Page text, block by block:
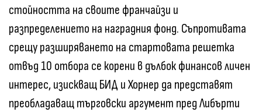
стойността на своите франчайзи и
разпределението на наградния фонд. Съпротивата
срещу разширяването на стартовата решетка
отвъд 10 отбора се корени в дълбок финансов личен
интерес, изискващ БИД и Хорнер да представят
преобладаващ търговски аргумент пред Либърти